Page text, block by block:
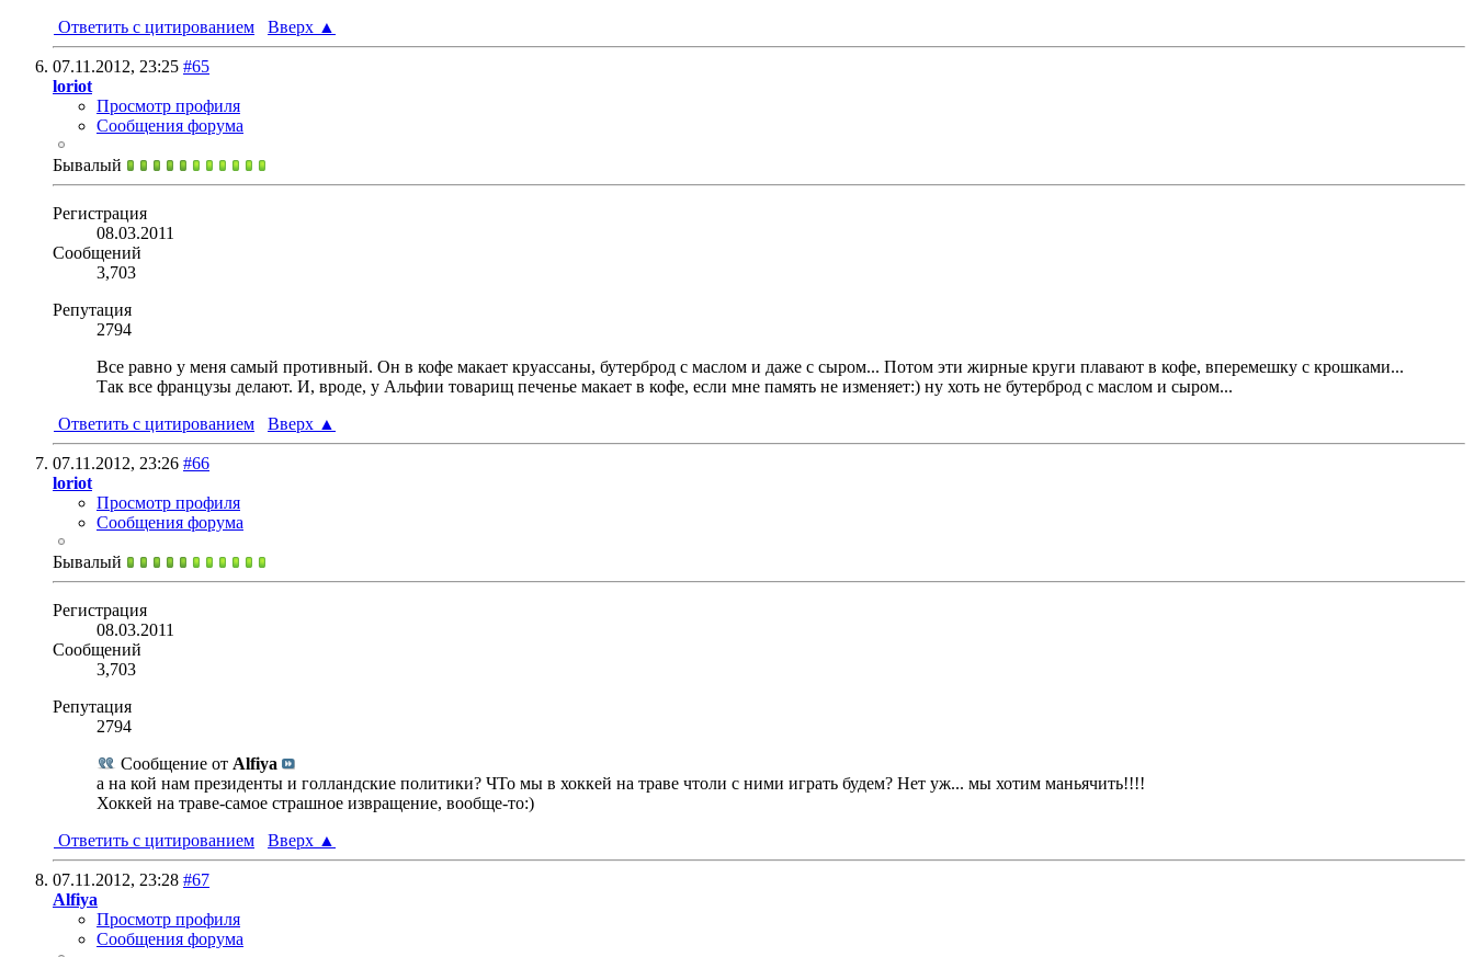
Ответить с цитированием
Вверх ▲
07.11.2012, 23:25 #65
loriot
Просмотр профиля
Сообщения форума
Бывалый
Регистрация
08.03.2011
Сообщений
3,703
Репутация
2794
Все равно у меня самый противный. Он в кофе макает круассаны, бутерброд с маслом и даже с сыром... Потом эти жирные круги плавают в кофе, вперемешку с крошками...
Так все французы делают. И, вроде, у Альфии товарищ печенье макает в кофе, если мне память не изменяет:) ну хоть не бутерброд с маслом и сыром...
Ответить с цитированием
Вверх ▲
07.11.2012, 23:26 #66
loriot
Просмотр профиля
Сообщения форума
Бывалый
Регистрация
08.03.2011
Сообщений
3,703
Репутация
2794
Сообщение от Alfiya
а на кой нам президенты и голландские политики? ЧТо мы в хоккей на траве чтоли с ними играть будем? Нет уж... мы хотим маньячить!!!!
Хоккей на траве-самое страшное извращение, вообще-то:)
Ответить с цитированием
Вверх ▲
07.11.2012, 23:28 #67
Alfiya
Просмотр профиля
Сообщения форума